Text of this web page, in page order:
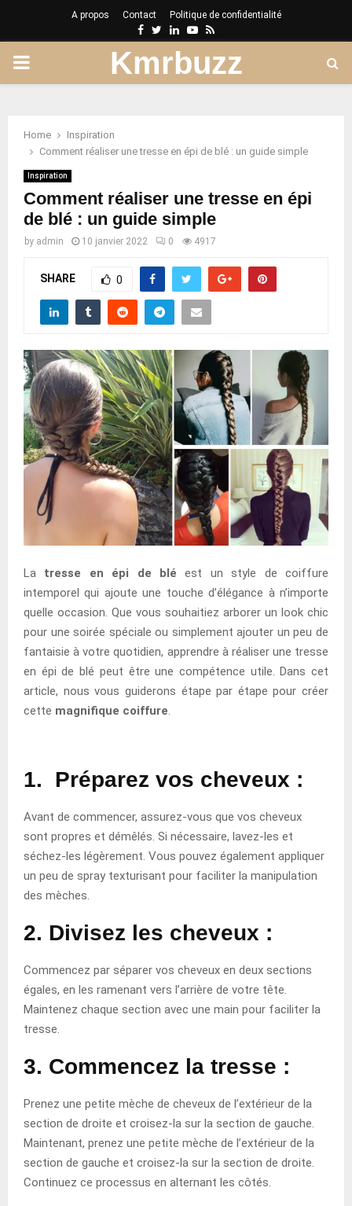
A propos Contact Politique de confidentialité
Facebook
Twitter
LinkedinYoutube
Rss
PRIMARY
Kmrbuzz
Home
Inspiration
Comment réaliser une tresse en épi de blé : un guide simple
Inspiration
Comment réaliser une tresse en épi
de blé : un guide simple
by admin 10 janvier 2022 0 4917
SHARE 0
La tresse en épi de blé est un style de coiffure
intemporel qui ajoute une touche d’élégance à n’importe
quelle occasion. Que vous souhaitiez arborer un look chic
pour une soirée spéciale ou simplement ajouter un peu de
fantaisie à votre quotidien, apprendre à réaliser une tresse
en épi de blé peut être une compétence utile. Dans cet
article, nous vous guiderons étape par étape pour créer
cette magnifique coiffure.
1. Préparez vos cheveux :
Avant de commencer, assurez-vous que vos cheveux
sont propres et démêlés. Si nécessaire, lavez-les et
séchez-les légèrement. Vous pouvez également appliquer
un peu de spray texturisant pour faciliter la manipulation
des mèches.
2. Divisez les cheveux :
Commencez par séparer vos cheveux en deux sections
égales, en les ramenant vers l’arrière de votre tête.
Maintenez chaque section avec une main pour faciliter la
tresse.
3. Commencez la tresse :
Prenez une petite mèche de cheveux de l’extérieur de la
section de droite et croisez-la sur la section de gauche.
Maintenant, prenez une petite mèche de l’extérieur de la
section de gauche et croisez-la sur la section de droite.
Continuez ce processus en alternant les côtés.